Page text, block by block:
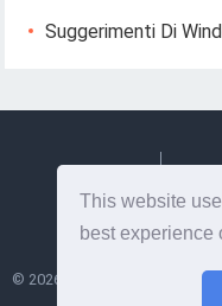
This website
best experience
Suggerimenti Di
© 2026